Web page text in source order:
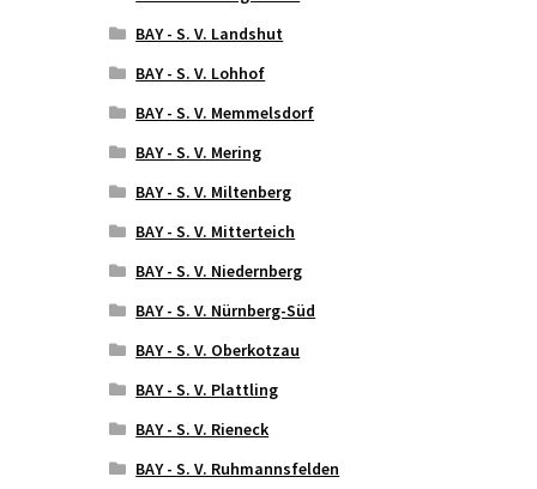
BAY - S. V. Landshut
BAY - S. V. Lohhof
BAY - S. V. Memmelsdorf
BAY - S. V. Mering
BAY - S. V. Miltenberg
BAY - S. V. Mitterteich
BAY - S. V. Niedernberg
BAY - S. V. Nürnberg-Süd
BAY - S. V. Oberkotzau
BAY - S. V. Plattling
BAY - S. V. Rieneck
BAY - S. V. Ruhmannsfelden